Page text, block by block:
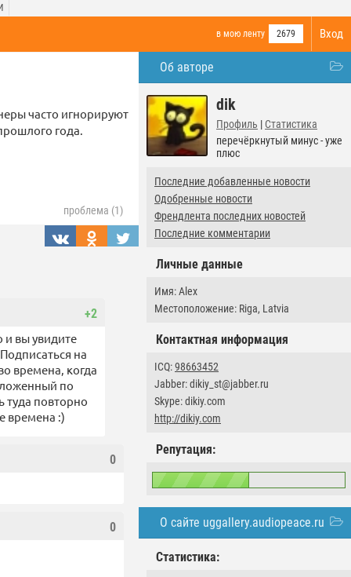
Вход
в мою ленту 2679
Об авторе
dik
Профиль | Статистика
перечёркнутый минус - уже
плюс
Последние добавленные новости
Одобренные новости
Френдлента последних новостей
Последние комментарии
Личные данные
Имя: Alex
Местоположение: Riga, Latvia
Контактная информация
ICQ:98663452
Jabber: dikiy_st@jabber.ru
Skype: dikiy.com
http://dikiy.com
Репутация:
О сайте uggallery.audiopeace.ru
Статистика:
часто игнорируют
года.
проблема (1)
+2
и вы увидите
на
времена, когда
по
туда повторно
времена :)
0
0